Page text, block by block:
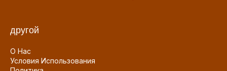
другой
О Нас
Условия Использования